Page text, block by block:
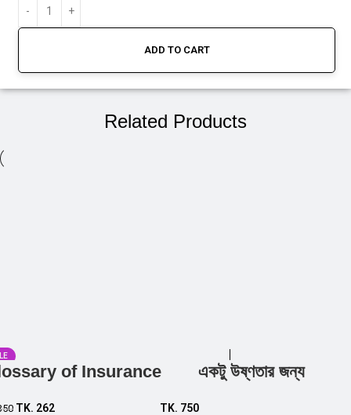
ADD TO CART
Related Products
of Insurance
TK. 262
Add to cart
একটু উষ্ণতার জন্য
TK. 750